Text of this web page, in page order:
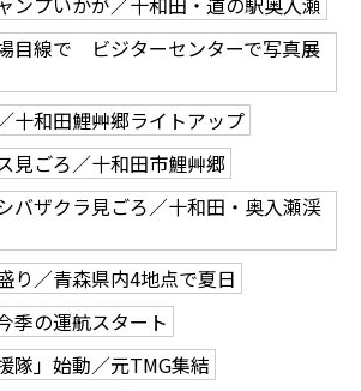
目線で ビジターセンターで写真展
十和田鯉艸郷ライトアップ
見ごろ／十和田市鯉艸郷
ザクラ見ごろ／十和田・奥入瀬渓
り／青森県内4地点で夏日
の運航スタート
隊」始動／元TMG集結